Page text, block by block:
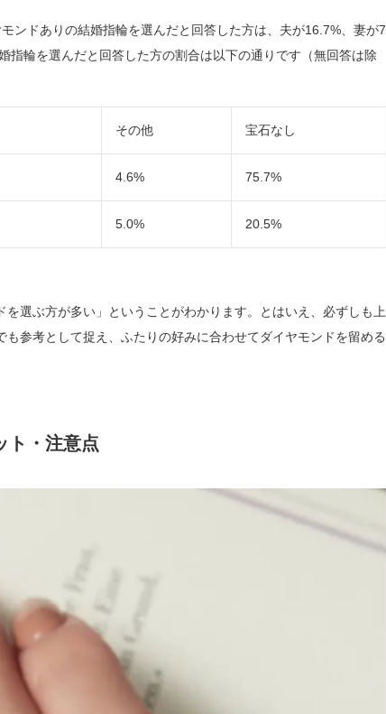
ンドありの結婚指輪を選んだと回答した方は、夫が16.7%、妻が7
輪を選んだと回答した方の割合は以下の通りです（無回答は除
その他 宝石なし
4.6% 75.7%
5.0% 20.5%
選ぶ方が多い」ということがわかります。とはいえ、必ずしも上
参考として捉え、ふたりの好みに合わせてダイヤモンドを留める
ト・注意点